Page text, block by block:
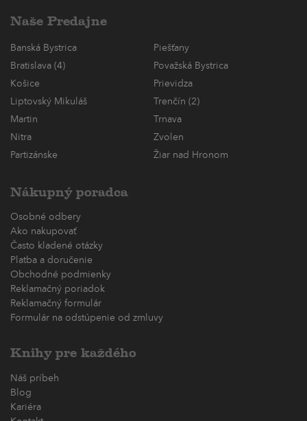
Naše Predajne
Banská Bystrica
Piešťany
Bratislava (4)
Považská Bystrica
Košice
Prievidza
Liptovský Mikuláš
Trenčín (2)
Martin
Trnava
Nitra
Zvolen
Partizánske
Žiar nad Hronom
Nákupný poradca
Osobné odbery
Ako nakupovať
Často kladené otázky
Platba a doručenie
Obchodné podmienky
Reklamačný poriadok
Reklamačný formulár
Formulár na odstúpenie od zmluvy
Knihy pre každého
Náš príbeh
Blog
Kariéra